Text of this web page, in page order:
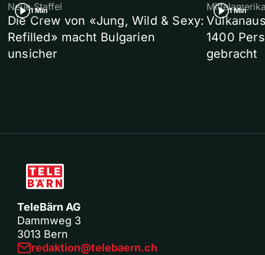
1 Min
Neue Staffel
Die Crew von «Jung, Wild & Sexy:
Refilled» macht Bulgarien
unsicher
1 Min
1400
gebracht
TeleBärn AG
Dammweg 3
3013 Bern
redaktion@telebaern.ch